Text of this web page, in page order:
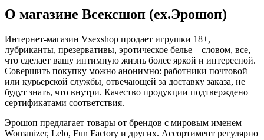
О магазине Всексшоп (ex.Эрошоп)
Интернет-магазин Vsexshop продает игрушки 18+,
лубриканты, презервативы, эротическое белье – словом, все,
что сделает вашу интимную жизнь более яркой и интересной.
Совершить покупку можно анонимно: работники почтовой
или курьерской службы, отвечающей за доставку заказа, не
будут знать, что внутри. Качество продукции подтверждено
сертификатами соответствия.
Эрошоп предлагает товары от брендов с мировым именем –
Womanizer, Lelo, Fun Factory и других. Ассортимент регулярно